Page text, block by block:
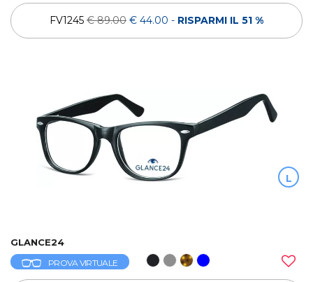
FV1245 € 89.00 € 44.00 - RISPARMI IL 51 %
L
GLANCE24
PROVA VIRTUALE